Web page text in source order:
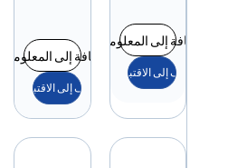
إضافة إلى المعلومات
أضف إلى الاقتباس
إضافة إلى
أضف إلى الاقتباس